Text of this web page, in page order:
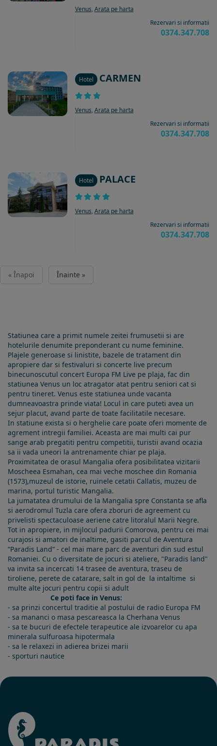
Venus, Arata pe harta
Rezervari si informatii
0374.347.708
Hotel CARMEN
Venus, Arata pe harta
Rezervari si informatii
0374.347.708
Hotel PALACE
Venus, Arata pe harta
Rezervari si informatii
0374.347.708
« Înapoi Înainte »
Statiunea care a primit numele zeitei frumusetii si are
hotelurile denumite preponderant cu nume feminine.
Plajele generoase si linistite, bazele de tratament din
apropiere dar si festivaluri si concerte live precum
binecunoscutul concert Europa FM Live pe plaja, fac din
statiunea Venus un loc atragator atat pentru seniori cat si
pentru tineret. Venus este statiunea unde vacanta
dumneavoastra prinde viata! Locul in care puteti avea un
sejur placut, avand parte de toate facilitatile necesare.
In statiune exista si o herghelie care poate oferi momente de
agrement intregii familiei. Aceasta are mai multi cai pur
sange arab pregatiti pentru competitii, turistii avand ocazia
sa ii vada uneori la antrenamente chiar pe plaja.
Proximitatea de orasul Mangalia ofera posibilitatea vizitarii
Moscheea Esmahan, cea mai veche moschee din Romania
(1573),muzeul de istorie, ruinele cetatii Callatis, muzeu de
marina, portul turistic Mangalia.
La jumatatea drumului de la Mangalia spre Constanta se afla
si aerodromul Tuzla care ofera zboruri de agreement cu
privelisti spectaculoase aeriene catre litoralul Marii Negre.
Tot in apropiere, in mijlocul padurii Comorova, pentru cei mai
curajosi si amatori de inaltime, gasiti parcul de Aventura
“Paradis Land” - cel mai mare parc de aventuri din sud estul
Romaniei. Cu o diversitate de jocuri si ateliere, "Paradis land"
va invita sa incercati 14 trasee de aventura, traseu de
tiroliene, perete de catarare, salt in gol de la intaltime si
multe alte jocuri pentru copii si adult
Ce poti face in Venus:
- sa prinzi concertul traditie al postului de radio Europa FM
- sa mananci o masa pescareasca la Cherhana Venus
- sa te bucuri de efectele terapeutice ale izvoarelor cu apa
minerala sulfuroasa hipotermala
- sa le relaxezi in adierea brizei marii
- sporturi nautice